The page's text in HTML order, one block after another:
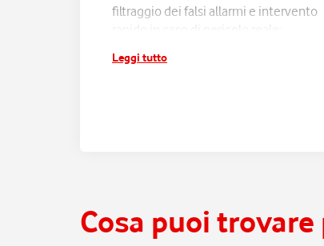
filtraggio dei falsi allarmi e intervento
rapido in caso di pericolo reale;
senza pensieri.
Leggi tutto
Cosa puoi